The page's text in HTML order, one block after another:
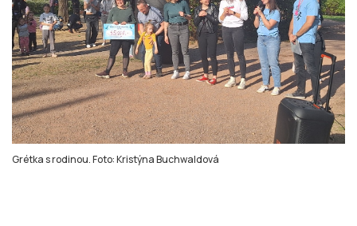
Grétka s rodinou. Foto: Kristýna Buchwaldová